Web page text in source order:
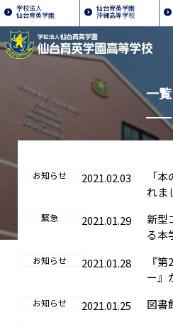
学校法人
仙台育英学園
仙台育英学園
沖縄高等学校
一覧
お知らせ 2021.02.03
「
れま
緊急 2021.01.29
新型
る本
お知らせ 2021.01.28
『
ー』
お知らせ 2021.01.25 図書